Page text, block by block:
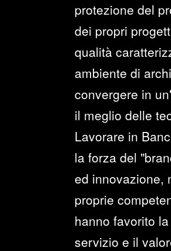
protezione del
dei propri
qualità
ambiente di
convergere in
il meglio delle
Lavorare in
la forza del
ed innovazione,
proprie
hanno favorito
servizio e il